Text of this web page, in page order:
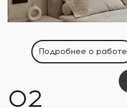
Подробнее о работе